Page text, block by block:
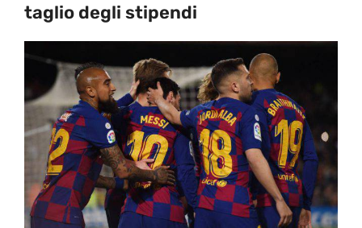
taglio degli stipendi